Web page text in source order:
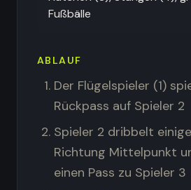
Fußbälle
ABLAUF
Der Flügelspieler (1)
Rückpass auf Spieler 2
Spieler 2 dribbelt
Richtung Mittelpunkt
einen Pass zu Spieler 3